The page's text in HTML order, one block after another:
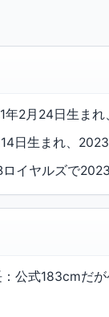
2月24日生ま
日生まれ、
イヤルズで
公式183cmだ